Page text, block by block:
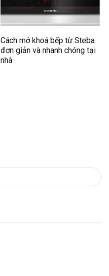
Cách mở khoá bếp từ Steba
đơn giản và nhanh chóng tại
nhà